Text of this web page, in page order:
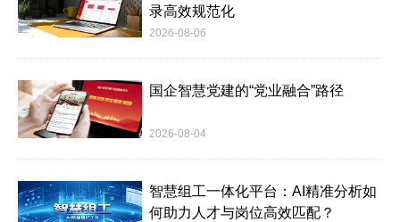
录高效规范化
2026-08-06
国企智慧党建的“党业融合”路径
2026-08-04
智慧组工一体化平台：AI精准分析如
何助力人才与岗位高效匹配？